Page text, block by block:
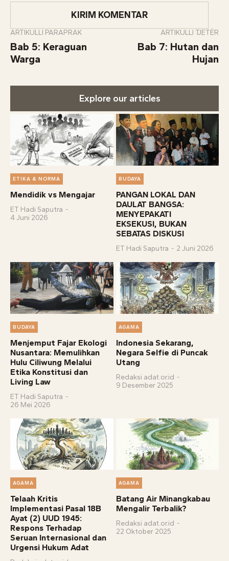
ARTIKULLI PARAPRAK
Bab 5: Keraguan
Warga
ARTIKULLI TJETËR
Bab 7: Hutan dan
Hujan
Explore our articles
ETIKA & NORMA
Mendidik vs Mengajar
ET Hadi Saputra -
4 Juni 2026
BUDAYA
PANGAN LOKAL DAN
DAULAT BANGSA:
MENYEPAKATI
EKSEKUSI, BUKAN
SEBATAS DISKUSI
ET Hadi Saputra - 2 Juni 2026
BUDAYA
Menjemput Fajar Ekologi
Nusantara: Memulihkan
Hulu Ciliwung Melalui
Etika Konstitusi dan
Living Law
ET Hadi Saputra -
26 Mei 2026
AGAMA
Indonesia Sekarang,
Negara Selfie di Puncak
Utang
Redaksi adat.or.id -
9 Desember 2025
AGAMA
Telaah Kritis
Implementasi Pasal 18B
Ayat (2) UUD 1945:
Respons Terhadap
Seruan Internasional dan
Urgensi Hukum Adat
AGAMA
Batang Air Minangkabau
Mengalir Terbalik?
Redaksi adat.or.id -
22 Oktober 2025